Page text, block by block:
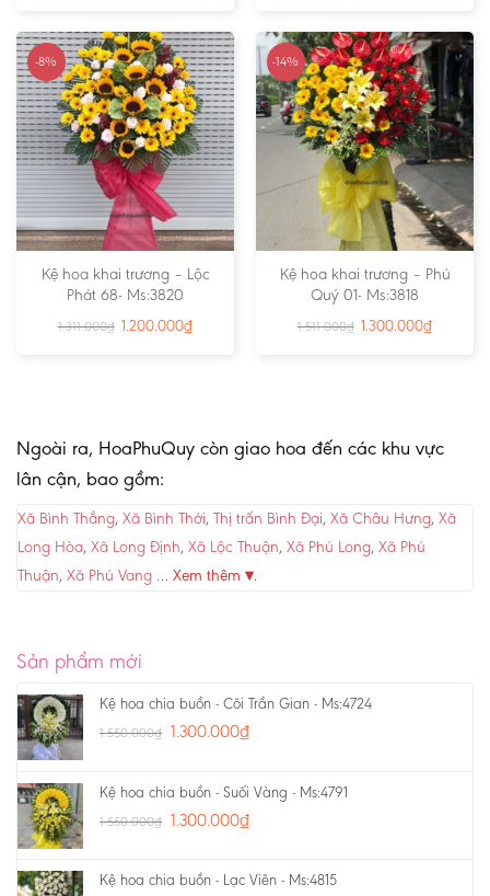
-8%
Kệ hoa khai trương – Lộc
Phát 68- Ms:3820
1.311.000₫ 1.200.000₫
-14%
Kệ hoa khai trương – Phú
Quý 01- Ms:3818
1.511.000₫ 1.300.000₫
Ngoài ra, HoaPhuQuy còn giao hoa đến các khu vực
lân cận, bao gồm:
Xã Bình Thắng, Xã Bình Thới, Thị trấn Bình Đại, Xã Châu Hưng, Xã
Long Hòa, Xã Long Định, Xã Lộc Thuận, Xã Phú Long, Xã Phú
Thuận, Xã Phú Vang … Xem thêm ▾.
Sản phẩm mới
Kệ hoa chia buồn - Cõi Trần Gian - Ms:4724
1.550.000₫ 1.300.000₫
Kệ hoa chia buồn - Suối Vàng - Ms:4791
1.550.000₫ 1.300.000₫
Kệ hoa chia buồn - Lạc Viên - Ms:4815